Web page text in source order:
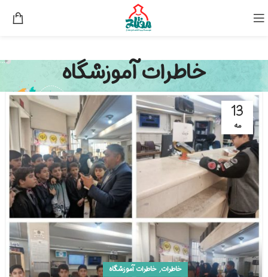
خاطرات آموزشگاه
13
مه
خاطرات, خاطرات آموزشگاه